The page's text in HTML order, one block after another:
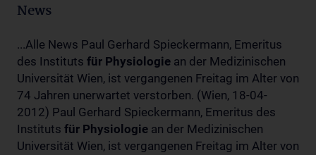
News
...Alle News Paul Gerhard Spieckermann, Emeritus
des Instituts für Physiologie an der Medizinischen
Universität Wien, ist vergangenen Freitag im Alter von
74 Jahren unerwartet verstorben. (Wien, 18-04-
2012) Paul Gerhard Spieckermann, Emeritus des
Instituts für Physiologie an der Medizinischen
Universität Wien, ist vergangenen Freitag im Alter von